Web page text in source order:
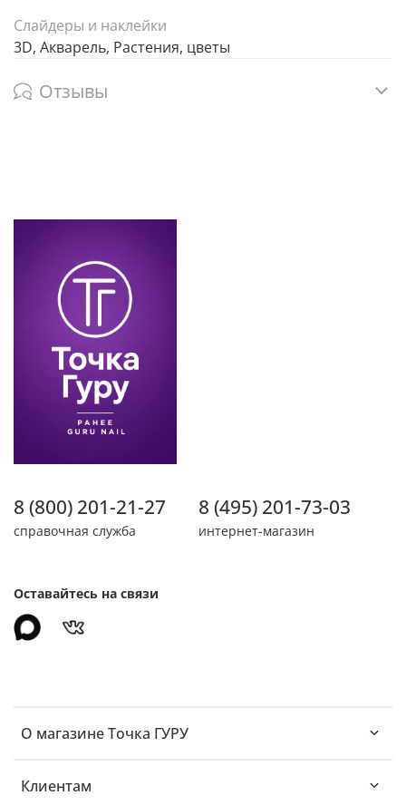
Слайдеры и наклейки
3D, Акварель, Растения, цветы
Отзывы
О магазине Точка ГУРУ
Клиентам
8 (800) 201-21-27
справочная служба
8 (495) 201-73-03
интернет-магазин
Оставайтесь на связи